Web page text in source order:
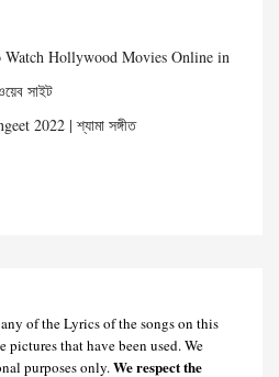
Watch Hollywood Movies Online in
সাইট
2022 | শ্যামা সঙ্গীত
of the Lyrics of the songs on this
pictures that have been used. We
purposes only.We respect the